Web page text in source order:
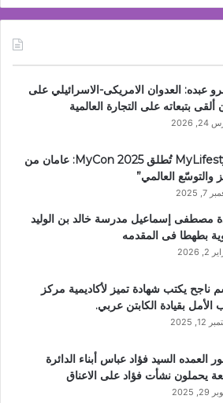
عبده: العدوان الامريكى-الاسرائيلي على
ألقى بتبعاته على التجارة العالمية
2026
“MyLifestyle تُطلق MyCon 2025: عامان من
والتوسّع العالمي”
2025
مصطفى إسماعيل مدرسة خالد بن الوليد
بطهطا فى المقدمه
2026
ناجح يكتب شهادة تميز لأكاديمية مركز
الأمل بقيادة الكابتن عربي.
2025
العمده السيد فؤاد عباس أبناء الدائرة
يحملون نشأت فؤاد على الاعناق
2025